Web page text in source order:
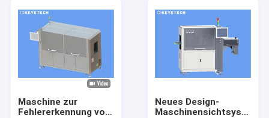
Maschine zur
Fehlererkennung von
Neues Design-
Maschinensichtsystem